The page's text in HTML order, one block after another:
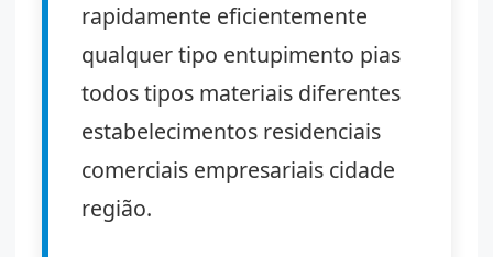
rapidamente eficientemente
qualquer tipo entupimento pias
todos tipos materiais diferentes
estabelecimentos residenciais
comerciais empresariais cidade
região.